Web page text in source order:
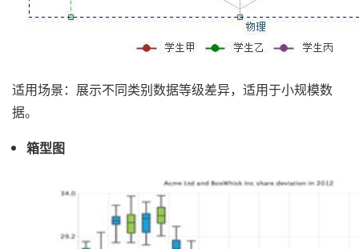
适用场景：展示不同类别数据等级差异，适用于小规模数
据。
箱型图